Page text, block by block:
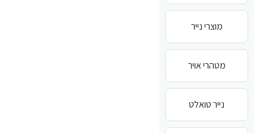
מוצרי נייר
מטהרי אויר
נייר טואלט